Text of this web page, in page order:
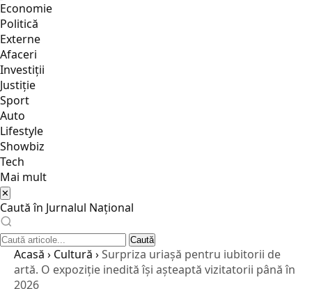
Economie
Politică
Externe
Afaceri
Investiții
Justiţie
Sport
Auto
Lifestyle
Showbiz
Tech
Mai mult
✕
Caută în Jurnalul Național
Caută
Acasă › Cultură ›Surpriza uriașă pentru iubitorii de
artă. O expoziție inedită își așteaptă vizitatorii până în
2026